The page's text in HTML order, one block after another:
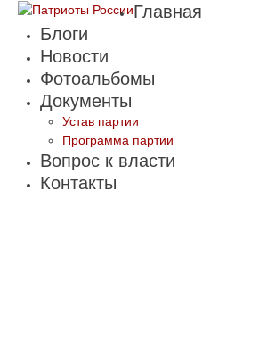
Главная
Блоги
Новости
Фотоальбомы
Документы
Устав партии
Программа партии
Вопрос к власти
Контакты